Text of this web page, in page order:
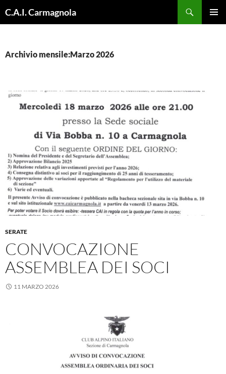
al
C.A.I. Carmagnola
Archivio mensile:Marzo 2026
SERATE
CONVOCAZIONE
ASSEMBLEA DEI SOCI
11 MARZO 2026